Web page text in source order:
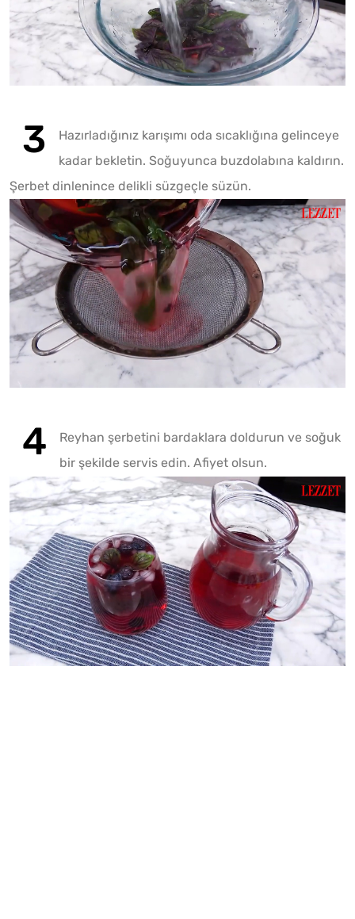
Play
Hazırladığınız karışımı oda sıcaklığına gelinceye
kadar bekletin. Soğuyunca buzdolabına kaldırın.
Şerbet dinlenince delikli süzgeçle süzün.
Reyhan şerbetini bardaklara doldurun ve soğuk
bir şekilde servis edin. Afiyet olsun.